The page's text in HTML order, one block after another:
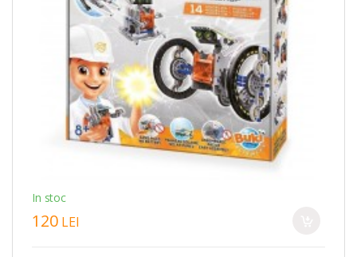
In stoc
120 LEI